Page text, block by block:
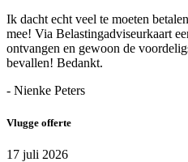
Ik dacht echt veel te moeten
mee! Via Belastingadviseurkaart
ontvangen en gewoon de
bevallen! Bedankt.
- Nienke Peters
Vlugge offerte
17 juli 2026